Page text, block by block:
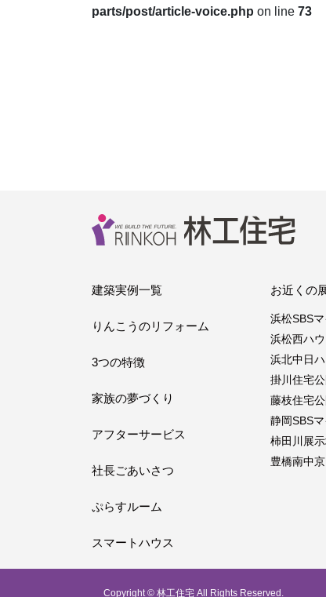
parts/post/article-voice.php on line 73
建築実例一覧
りんこうのリフォーム
3つの特徴
家族の夢づくり
アフターサービス
社長ごあいさつ
ぷらすルーム
スマートハウス
お近くの
浜松SBS
浜松西ハ
浜北中日
掛川住宅
藤枝住宅
静岡SBS
柿田川展
豊橋南中
Copyright © 林工住宅 All Rights Reserved.